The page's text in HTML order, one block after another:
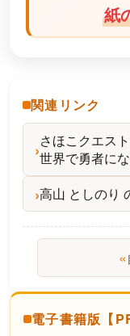
紙
関連リンク
さほこクエス
世界で勇者に
高山 としのり
«
電子書籍版【